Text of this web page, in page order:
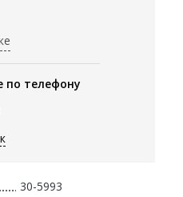
по телефону
30-5993